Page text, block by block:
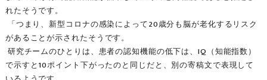
れたそうです。
「つまり、新型コロナの感染によって20歳分も脳が老化するリスク
があることが示されたそうです。
研究チームのひとりは、患者の認知機能の低下は、IQ（知能指数）
で示すと10ポイント下がったのと同じだと、別の寄稿文で表現して